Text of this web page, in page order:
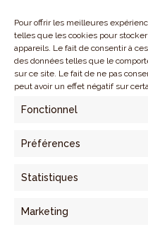
Pour offrir les meilleures
telles que les cookies pour
appareils. Le fait de consentir à
des données telles que le
sur ce site. Le fait de ne pas
peut avoir un effet négatif sur
Fonctionnel
Préférences
Statistiques
Marketing
CEO co-fondateur |